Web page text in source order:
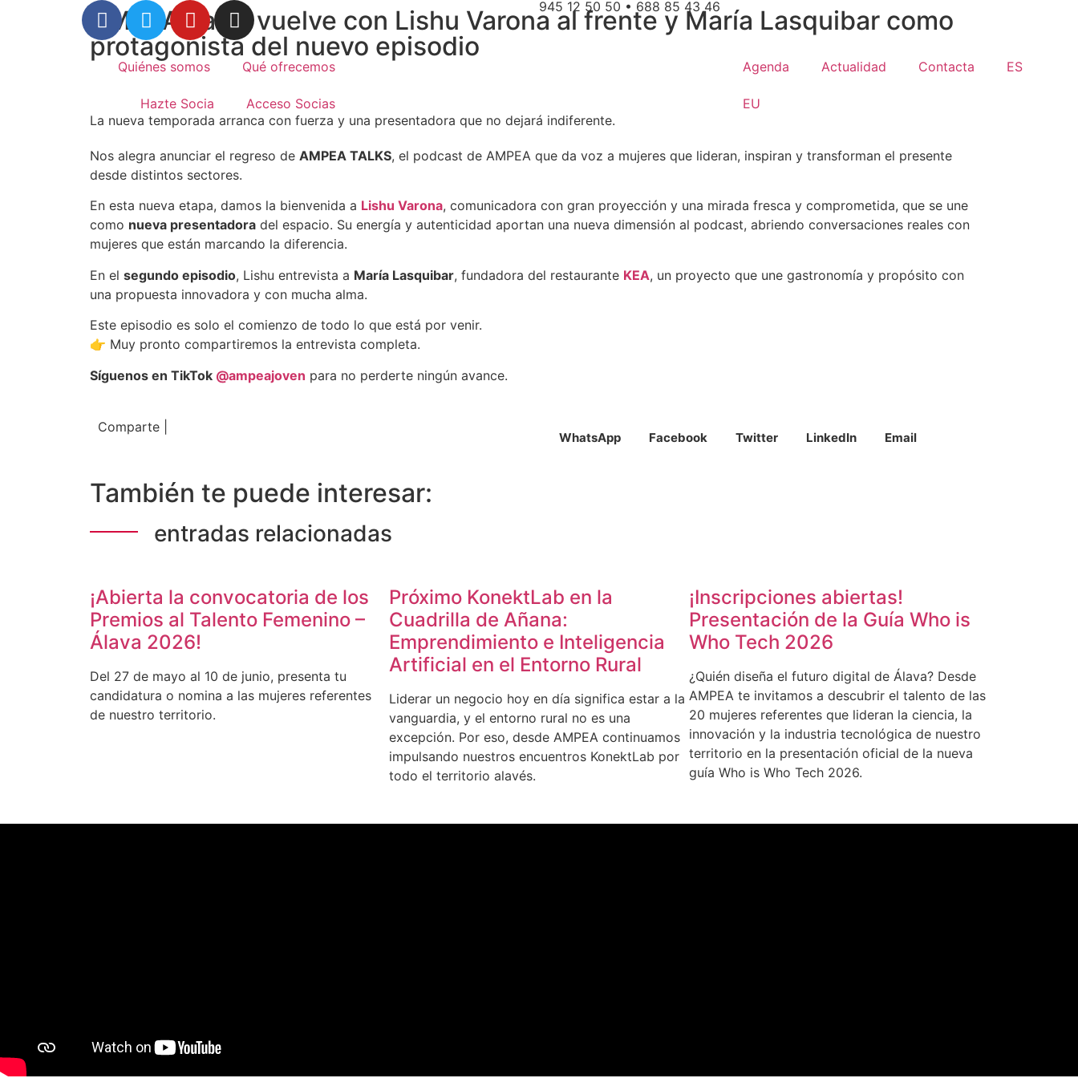
945 12 50 50 • 688 85 43 46
Quiénes somos Qué ofrecemos
Hazte Socia Acceso Socias
Agenda Actualidad Contacta ES
EU
AMPEA Talks vuelve con Lishu Varona al frente y María Lasquibar como
protagonista del nuevo episodio
La nueva temporada arranca con fuerza y una presentadora que no dejará indiferente.
Nos alegra anunciar el regreso de AMPEA TALKS, el podcast de AMPEA que da voz a mujeres que lideran, inspiran y transforman el presente
desde distintos sectores.
En esta nueva etapa, damos la bienvenida a Lishu Varona, comunicadora con gran proyección y una mirada fresca y comprometida, que se une
como nueva presentadora del espacio. Su energía y autenticidad aportan una nueva dimensión al podcast, abriendo conversaciones reales con
mujeres que están marcando la diferencia.
En el segundo episodio, Lishu entrevista a María Lasquibar, fundadora del restaurante KEA, un proyecto que une gastronomía y propósito con
una propuesta innovadora y con mucha alma.
Este episodio es solo el comienzo de todo lo que está por venir.
👉 Muy pronto compartiremos la entrevista completa.
Síguenos en TikTok @ampeajoven para no perderte ningún avance.
Comparte |
WhatsApp Facebook Twitter LinkedIn Email
También te puede interesar:
entradas relacionadas
¡Abierta la convocatoria de los
Premios al Talento Femenino –
Álava 2026!
Del 27 de mayo al 10 de junio, presenta tu
candidatura o nomina a las mujeres referentes
de nuestro territorio.
Próximo KonektLab en la
Cuadrilla de Añana:
Emprendimiento e Inteligencia
Artificial en el Entorno Rural
Liderar un negocio hoy en día significa estar a la
vanguardia, y el entorno rural no es una
excepción. Por eso, desde AMPEA continuamos
impulsando nuestros encuentros KonektLab por
todo el territorio alavés.
¡Inscripciones abiertas!
Presentación de la Guía Who is
Who Tech 2026
¿Quién diseña el futuro digital de Álava? Desde
AMPEA te invitamos a descubrir el talento de las
20 mujeres referentes que lideran la ciencia, la
innovación y la industria tecnológica de nuestro
territorio en la presentación oficial de la nueva
guía Who is Who Tech 2026.